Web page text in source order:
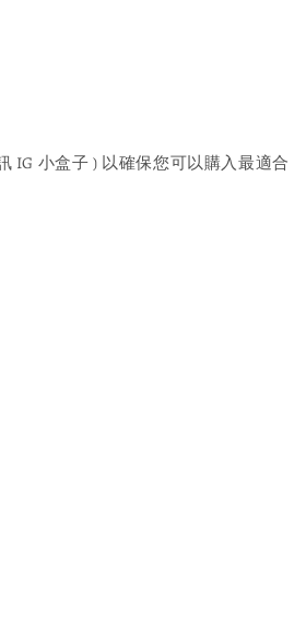
IG 小盒子 ) 以確保您可以購入最適合